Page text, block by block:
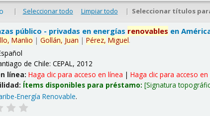
| Seleccionar todo Limpiar todo | Seleccionar títulos
público - privadas en energías renovables en
Manlio |Gollán, Juan |Pérez, Miguel.
de Chile: CEPAL, 2012
línea:Haga clic para acceso en línea |Haga clic para acceso en
Ítems disponibles para préstamo: Signatura
Energía Renovable.